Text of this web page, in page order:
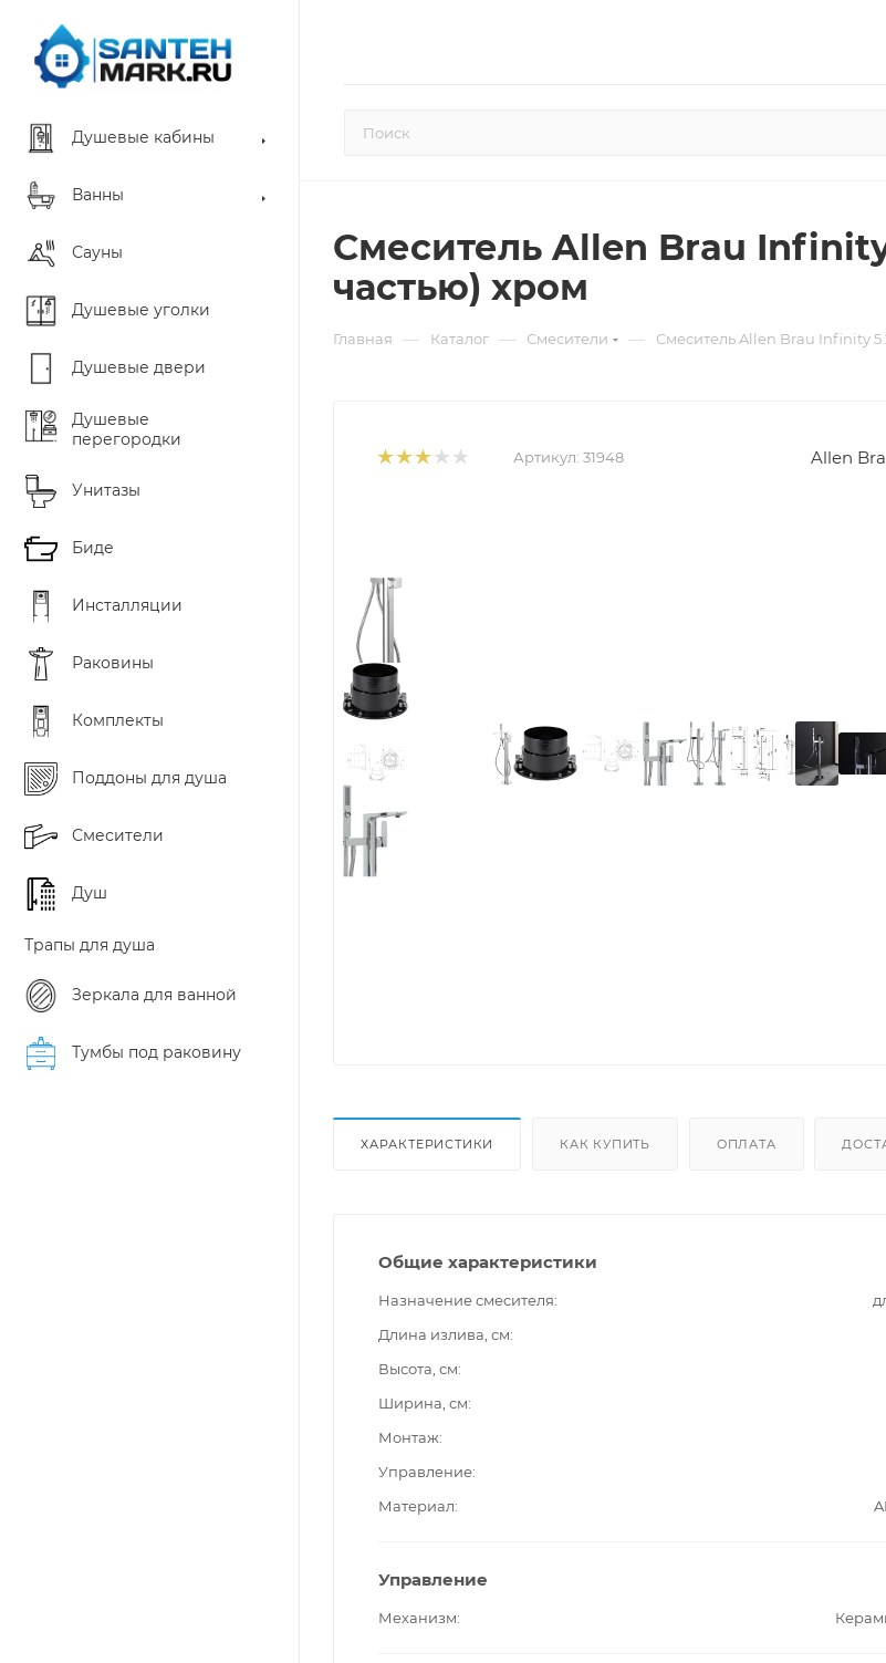
Душевые кабины
Ванны
Сауны
Душевые уголки
Душевые двери
Душевые
перегородки
Унитазы
Биде
Инсталляции
Раковины
Комплекты
Поддоны для душа
Смесители
Душ
Трапы для душа
Зеркала для ванной
Тумбы под раковину
Смеситель Allen Brau
частью) хром
Главная — Каталог — Смесители — Смеситель Allen Brau Infinity
Артикул: 31948 Allen
ХАРАКТЕРИСТИКИ КАК КУПИТЬ ОПЛАТА
Общие характеристики
Назначение смесителя
Длина излива, см
Высота, см
Ширина, см
Монтаж
Управление
Материал
Управление
Механизм